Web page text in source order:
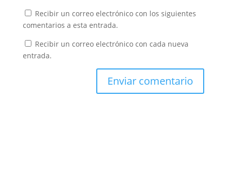
Recibir un correo electrónico con los siguientes
comentarios a esta entrada.
Recibir un correo electrónico con cada nueva
entrada.